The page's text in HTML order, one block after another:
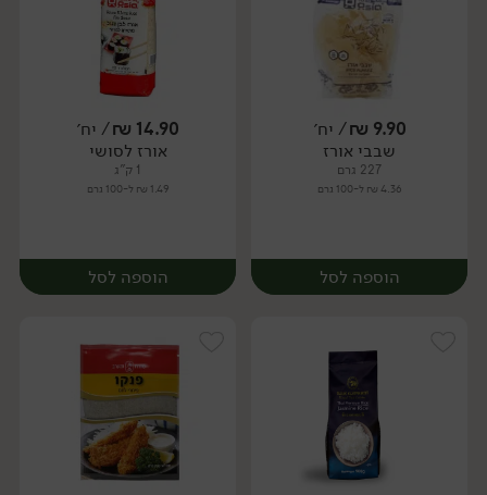
יח׳ מארז
9.90
₪/ יח׳
שבבי אורז
227 גרם
4.36 ₪ ל-100 גרם
הוספה לסל
14.90
₪/ יח׳
אורז לסושי
1 ק"ג
1.49 ₪ ל-100 גרם
הוספה לסל